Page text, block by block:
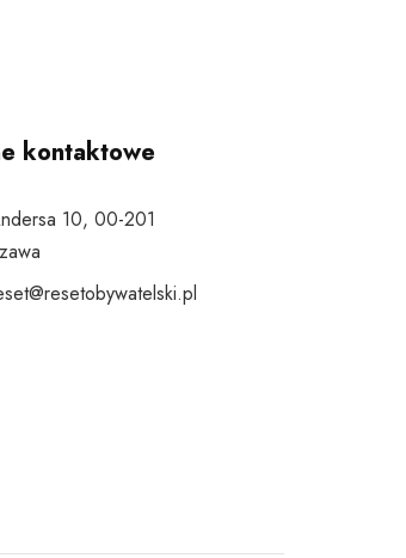
kontaktowe
10, 00-201